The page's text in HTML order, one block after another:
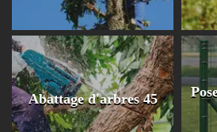
Abattage d'arbres 45